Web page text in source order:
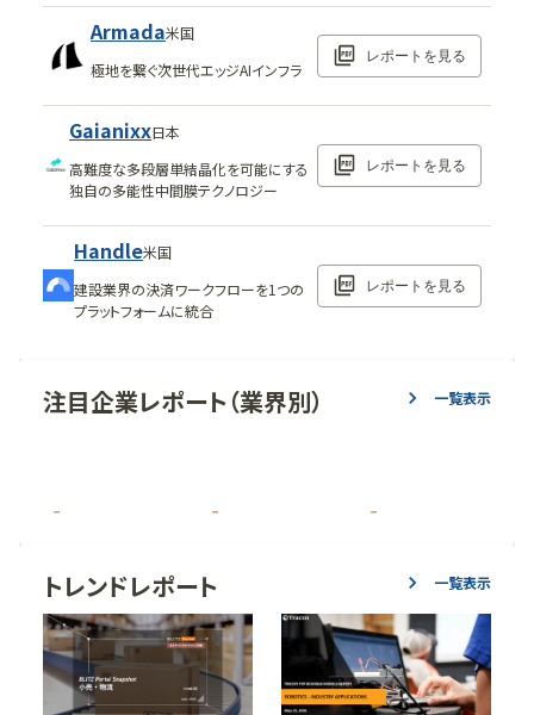
Armada米国
極地を繋ぐ次世代エッジAIインフラ
レポートを見る
Gaianixx日本
高難度な多段層単結晶化を可能にする
独自の多能性中間膜テクノロジー
レポートを見る
Handle米国
建設業界の決済ワークフローを1つの
プラットフォームに統合
レポートを見る
注目企業レポート（業界別） 一覧表示
トレンドレポート 一覧表示